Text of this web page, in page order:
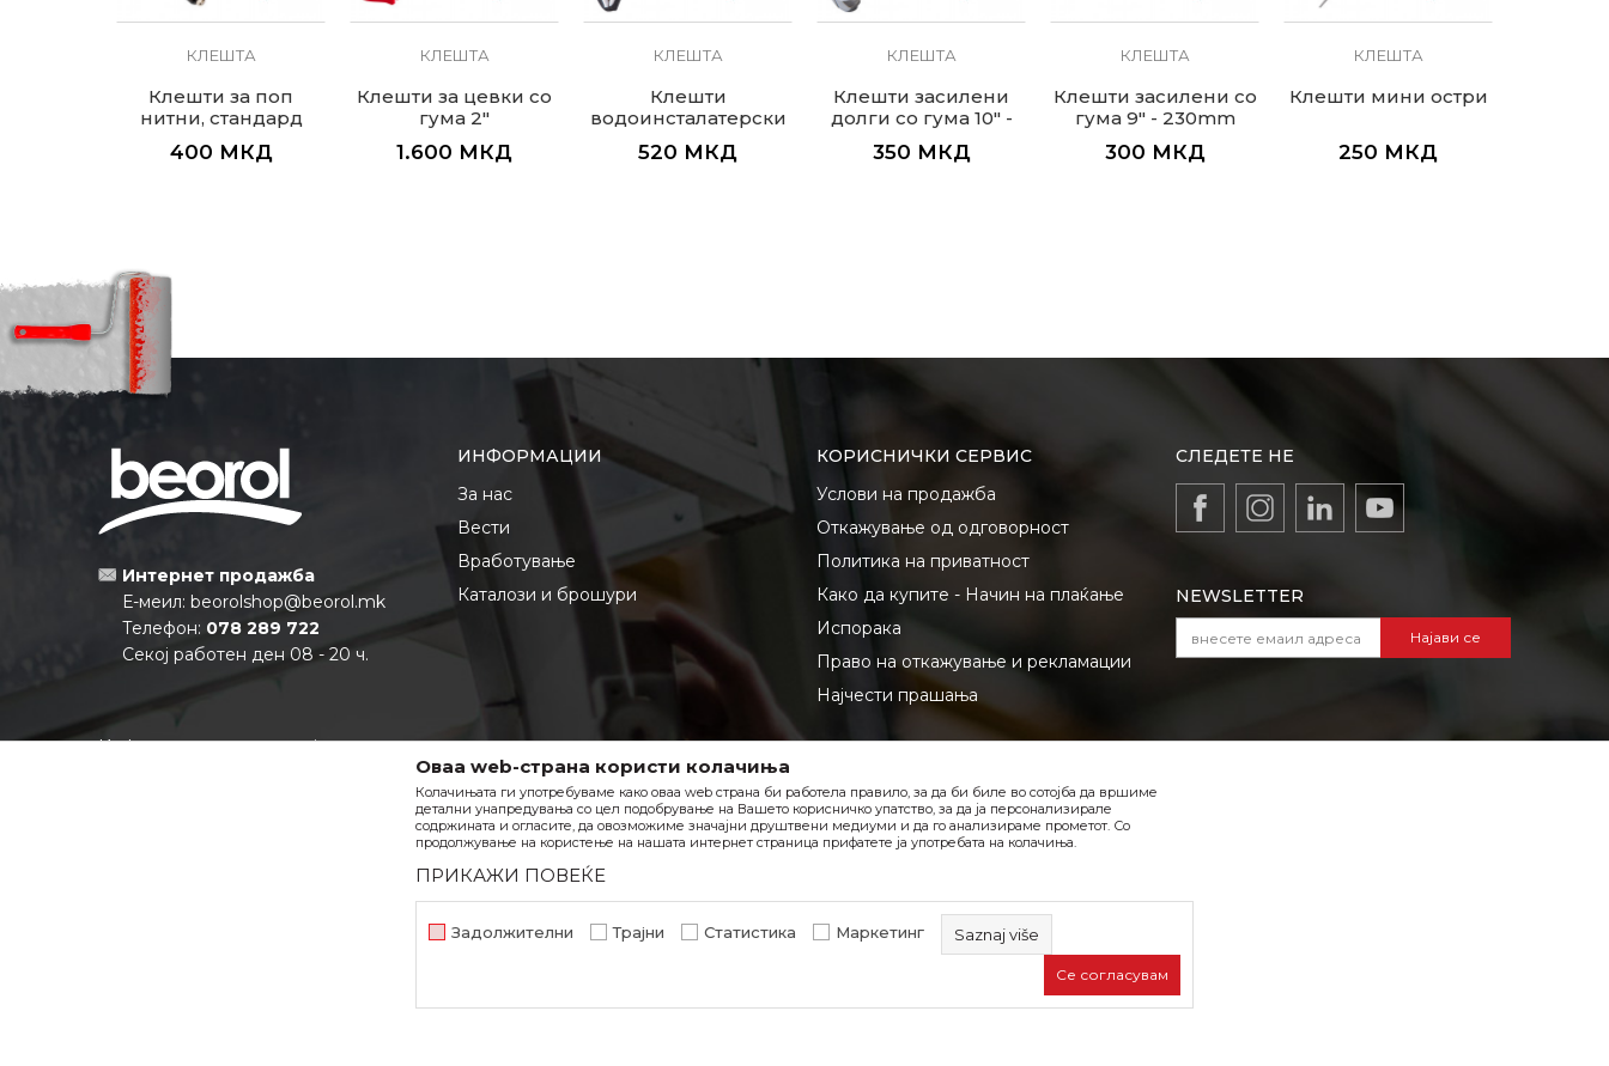
КЛЕШТА
Клешти за поп
нитни, стандард
400 МКД
КЛЕШТА
Клешти за цевки со
гума 2"
1.600 МКД
КЛЕШТА
Клешти
водоинсталатерски
520 МКД
КЛЕШТА
Клешти засилени
долги со гума 10" -
250mm
350 МКД
КЛЕШТА
Клешти засилени со
гума 9" - 230mm
300 МКД
КЛЕШТА
Клешти мини остри
250 МКД
Интернет продажба
Е-меил: beorolshop@beorol.mk
Телефон: 078 289 722
Секој работен ден 08 - 20 ч.
Информации за компанијата:
ИНФОРМАЦИИ
За нас
Вести
Вработување
Каталози и брошури
КОРИСНИЧКИ СЕРВИС
Услови на продажба
Откажување од одговорност
Политика на приватност
Како да купите - Начин на плаќање
Испорака
Право на откажување и рекламации
Најчести прашања
СЛЕДЕТЕ НЕ
NEWSLETTER
Најави се
Оваа web-страна користи колачиња
Колачињата ги употребуваме како оваа web страна би работела правило, за да би биле во сотојба да вршиме
детални унапредувања со цел подобрување на Вашето корисничко упатство, за да ја персонализирале
содржината и огласите, да овозможиме значајни друштвени медиуми и да го анализираме прометот. Со
продолжување на користење на нашата интернет страница прифатете ја употребата на колачиња.
ПРИКАЖИ ПОВЕЌЕ
Задолжителни Трајни Статистика Маркетинг Saznaj više
Се согласувам